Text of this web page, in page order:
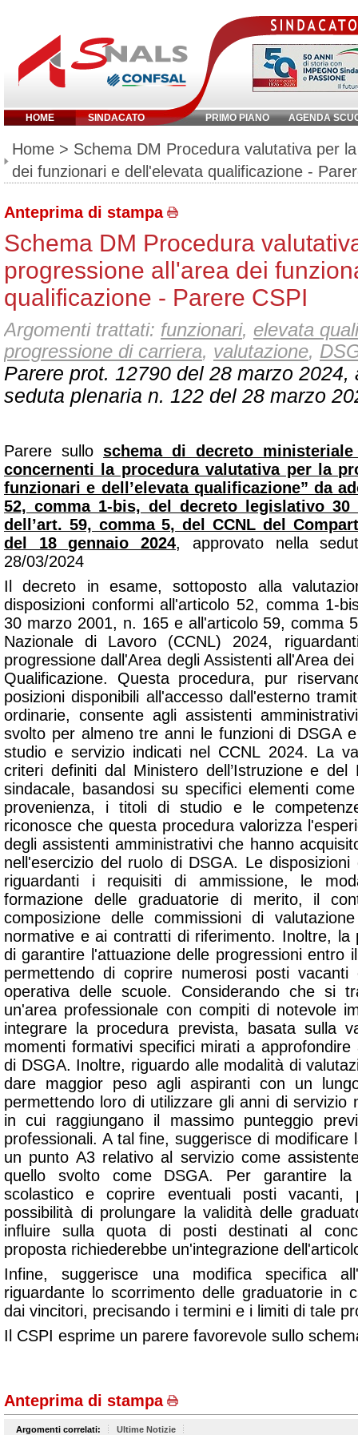
HOME SINDACATO PRIMO PIANO AGENDA
Inserisci parola chiave:
Home > Schema DM Procedura valutativa per
dei funzionari e dell'elevata qualificazione -
Anteprima di stampa
Schema DM Procedura
progressione all'area dei
qualificazione - Parere CSPI
Argomenti trattati: funzionari, elevata
progressione di carriera, valutazione,
Parere prot. 12790 del 28 marzo 2024,
seduta plenaria n. 122 del 28 marzo
Parere sullo schema di decreto
concernenti la procedura valutativa per la
funzionari e dell’elevata qualificazione” da
52, comma 1-bis, del decreto legislativo 30
dell’art. 59, comma 5, del CCNL del
del 18 gennaio 2024, approvato nella
28/03/2024
Il decreto in esame, sottoposto alla
disposizioni conformi all'articolo 52, comma 1-
30 marzo 2001, n. 165 e all'articolo 59, comma
Nazionale di Lavoro (CCNL) 2024,
progressione dall'Area degli Assistenti all'Area
Qualificazione. Questa procedura, pur
posizioni disponibili all'accesso dall'esterno
ordinarie, consente agli assistenti
svolto per almeno tre anni le funzioni di DSGA
studio e servizio indicati nel CCNL 2024. La
criteri definiti dal Ministero dell’Istruzione e
sindacale, basandosi su specifici elementi
provenienza, i titoli di studio e le
riconosce che questa procedura valorizza
degli assistenti amministrativi che hanno
nell'esercizio del ruolo di DSGA. Le
riguardanti i requisiti di ammissione, le
formazione delle graduatorie di merito, il
composizione delle commissioni di
normative e ai contratti di riferimento. Inoltre, la
di garantire l'attuazione delle progressioni entro
permettendo di coprire numerosi posti
operativa delle scuole. Considerando che si
un'area professionale con compiti di notevole
integrare la procedura prevista, basata sulla
momenti formativi specifici mirati a
di DSGA. Inoltre, riguardo alle modalità di
dare maggior peso agli aspiranti con un
permettendo loro di utilizzare gli anni di servizio
in cui raggiungano il massimo punteggio
professionali. A tal fine, suggerisce di modificare
un punto A3 relativo al servizio come
quello svolto come DSGA. Per garantire la
scolastico e coprire eventuali posti vacanti,
possibilità di prolungare la validità delle
influire sulla quota di posti destinati al
proposta richiederebbe un'integrazione
Infine, suggerisce una modifica specifica
riguardante lo scorrimento delle graduatorie in
dai vincitori, precisando i termini e i limiti di tale
Il CSPI esprime un parere favorevole sullo
Anteprima di stampa
Argomenti correlati: Ultime Notizie